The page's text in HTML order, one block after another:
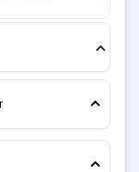
Plagne -
c'est l'occasion
de vos